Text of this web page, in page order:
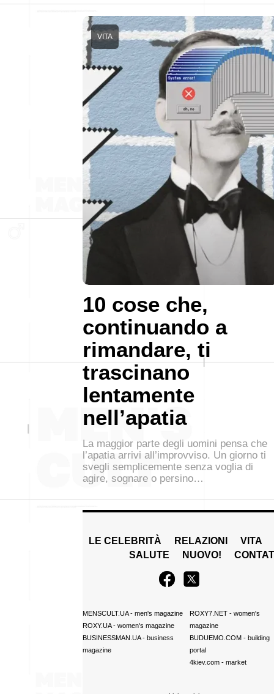
10 cose che,
continuando a
rimandare, ti
trascinano
lentamente
nell’apatia
VITA
La maggior parte degli uomini pensa che
l’apatia arrivi all’improvviso. Un giorno ti
svegli semplicemente senza voglia di
agire, sognare o persino…
LE CELEBRITÀ RELAZIONI
VITA
SALUTE
NUOVO!
MENSCULT.UA- men's magazine
ROXY.UA- women's magazine
BUSINESSMAN.UA- business
magazine
ROXY7.NET- women's
magazine
BUDUEMO.COM- building
portal
4kiev.com- market